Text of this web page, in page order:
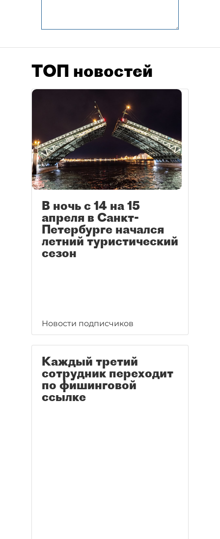
ТОП новостей
В ночь с 14 на 15
апреля в Санкт-
Петербурге начался
летний туристический
сезон
Новости подписчиков
Каждый третий
сотрудник переходит
по фишинговой
ссылке